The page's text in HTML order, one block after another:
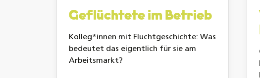
Geflüchtete im Betrieb
Kolleg*innen mit Fluchtgeschichte: Was
bedeutet das eigentlich für sie am
Arbeitsmarkt?